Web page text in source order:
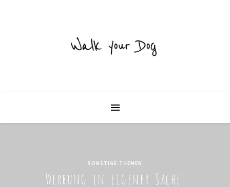
SONSTIGE THEMEN
Werbung in eigener Sache: